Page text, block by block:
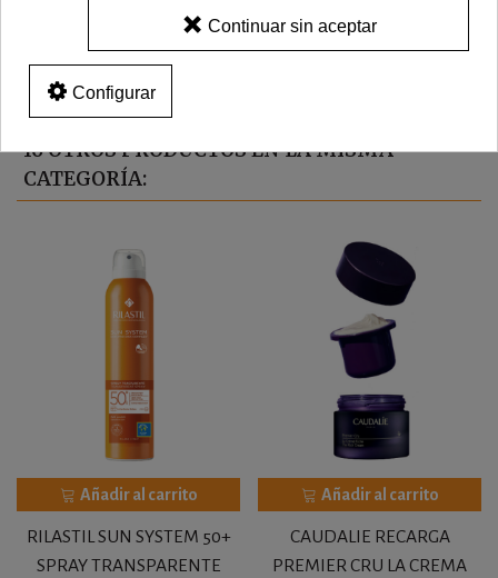
16 OTROS PRODUCTOS EN LA MISMA
CATEGORÍA:
Añadir al carrito
RILASTIL SUN SYSTEM 50+
SPRAY TRANSPARENTE
Añadir al carrito
CAUDALIE RECARGA
PREMIER CRU LA CREMA
Continuar sin aceptar
Configurar